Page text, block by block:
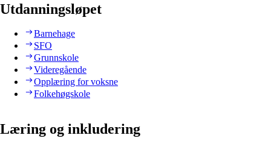
Utdanningsløpet
Barnehage
SFO
Grunnskole
Videregående
Opplæring for voksne
Folkehøgskole
Læring og inkludering